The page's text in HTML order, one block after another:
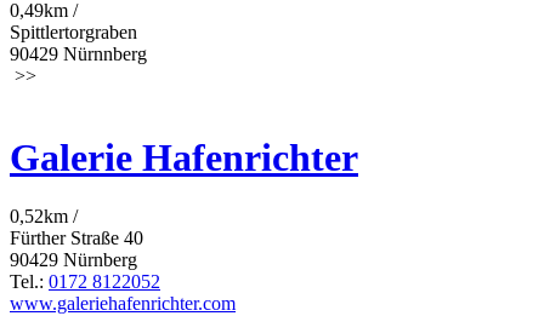
0,49km /
Spittlertorgraben
90429 Nürnnberg
>>
Galerie Hafenrichter
0,52km /
Fürther Straße 40
90429 Nürnberg
Tel.: 0172 8122052
www.galeriehafenrichter.com